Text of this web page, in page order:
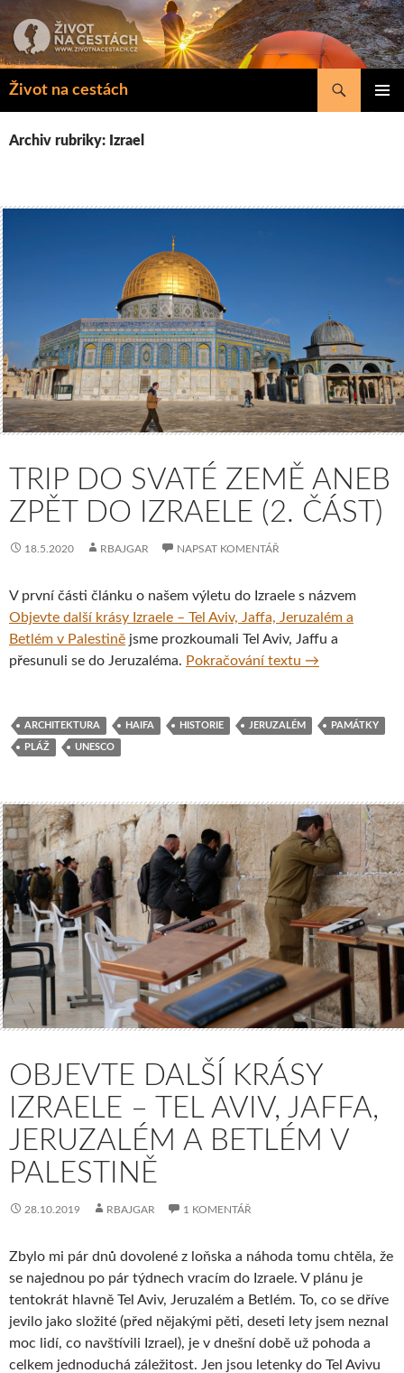
k
obsahu
Život na cestách
Hledat
Archiv rubriky: Izrael
TRIP DO SVATÉ ZEMĚ ANEB
ZPĚT DO IZRAELE (2. ČÁST)
18.5.2020 RBAJGAR NAPSAT KOMENTÁŘ
V první části článku o našem výletu do Izraele s názvem
Objevte další krásy Izraele – Tel Aviv, Jaffa, Jeruzalém a
Betlém v Palestině jsme prozkoumali Tel Aviv, Jaffu a
přesunuli se do Jeruzaléma. Pokračování textu Trip do Svaté
→
ARCHITEKTURA HAIFA HISTORIE JERUZALÉM PAMÁTKY
PLÁŽ UNESCO
OBJEVTE DALŠÍ KRÁSY
IZRAELE – TEL AVIV, JAFFA,
JERUZALÉM A BETLÉM V
PALESTINĚ
28.10.2019 RBAJGAR 1 KOMENTÁŘ
Zbylo mi pár dnů dovolené z loňska a náhoda tomu chtěla, že
se najednou po pár týdnech vracím do Izraele. V plánu je
tentokrát hlavně Tel Aviv, Jeruzalém a Betlém. To, co se dříve
jevilo jako složité (před nějakými pěti, deseti lety jsem neznal
moc lidí, co navštívili Izrael), je v dnešní době už pohoda a
celkem jednoduchá záležitost. Jen jsou letenky do Tel Avivu